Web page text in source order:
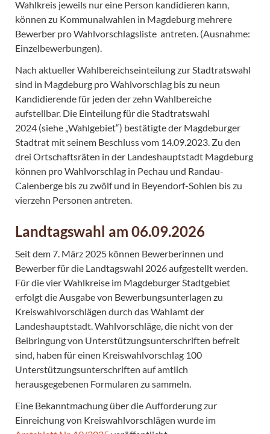
Wahlkreis jeweils nur eine Person kandidieren kann,
können zu Kommunalwahlen in Magdeburg mehrere
Bewerber pro Wahlvorschlagsliste antreten. (Ausnahme:
Einzelbewerbungen).
Nach aktueller Wahlbereichseinteilung zur Stadtratswahl
sind in Magdeburg pro Wahlvorschlag bis zu neun
Kandidierende für jeden der zehn Wahlbereiche
aufstellbar. Die Einteilung für die Stadtratswahl
2024 (siehe „Wahlgebiet“) bestätigte der Magdeburger
Stadtrat mit seinem Beschluss vom 14.09.2023. Zu den
drei Ortschaftsräten in der Landeshauptstadt Magdeburg
können pro Wahlvorschlag in Pechau und Randau-
Calenberge bis zu zwölf und in Beyendorf-Sohlen bis zu
vierzehn Personen antreten.
Landtagswahl am 06.09.2026
Seit dem 7. März 2025 können Bewerberinnen und
Bewerber für die Landtagswahl 2026 aufgestellt werden.
Für die vier Wahlkreise im Magdeburger Stadtgebiet
erfolgt die Ausgabe von Bewerbungsunterlagen zu
Kreiswahlvorschlägen durch das Wahlamt der
Landeshauptstadt. Wahlvorschläge, die nicht von der
Beibringung von Unterstützungsunterschriften befreit
sind, haben für einen Kreiswahlvorschlag 100
Unterstützungsunterschriften auf amtlich
herausgegebenen Formularen zu sammeln.
Eine Bekanntmachung über die Aufforderung zur
Einreichung von Kreiswahlvorschlägen wurde im